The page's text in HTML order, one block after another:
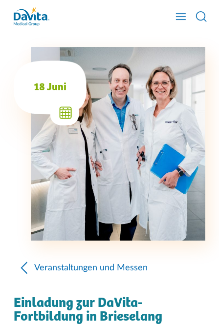
18 Juni
Veranstaltungen und Messen
Einladung zur DaVita-
Fortbildung in Brieselang